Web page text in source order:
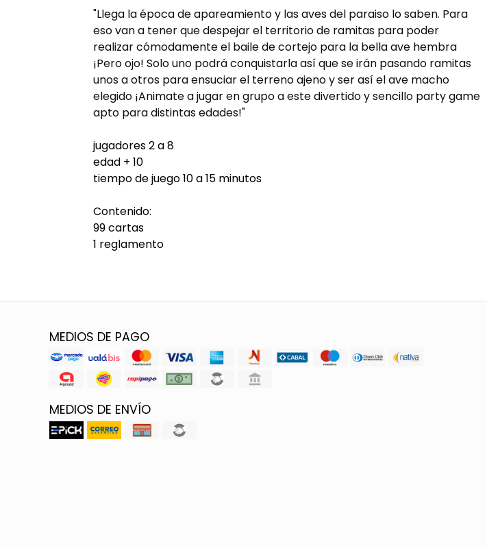
"Llega la época de apareamiento y las aves del paraiso lo saben. Para
eso van a tener que despejar el territorio de ramitas para poder
realizar cómodamente el baile de cortejo para la bella ave hembra
¡Pero ojo! Solo uno podrá conquistarla así que se irán pasando ramitas
unos a otros para ensuciar el terreno ajeno y ser así el ave macho
elegido ¡Animate a jugar en grupo a este divertido y sencillo party game
apto para distintas edades!"
jugadores 2 a 8
edad + 10
tiempo de juego 10 a 15 minutos
Contenido:
99 cartas
1 reglamento
MEDIOS DE PAGO
MEDIOS DE ENVÍO